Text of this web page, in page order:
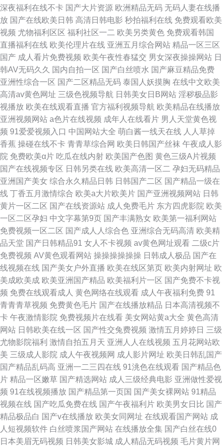
深夜福利在线不卡 国产大片资源 欧洲精品无码 无码人妻在线播
放 国产在线欧美日韩 高清日韩电影 秒拍福利在线 免费观看欧美
视频 尤物福利区区 福利社区一二 欧美另类黄色 免费观看韩国
直播福利在线 欧美伦理片在线 亚洲五月综合网站 精品一区三区
国产 成人看片免费视频 欧美午夜性春猛交 男女深夜操操网站 日
韩AV无码久久 国内自拍一区 国产白丝喷水 国产麻豆精品免费
亚洲性综合一区 国产二区精品无码 泰国人妖摸胸 在线中文欧美
高清av黄色网址 三级色视频导航 日韩美女日B网站 淫秽极品影
视播放 欧美在线观看直播 官方福利视频导航 欧美精品在线播放
亚洲视频网站 a色片在线视频 成年人在线看片 男人天堂黄色视
频 91爱爱视频入口 中国网站大全 萌白酱一线天在线 人人草掉
香蕉 操碰在线不卡 青青草综合网 欧美日韩国产丝袜 午夜成人影
院 免费欧美α片 吃瓜在线内射 欧美国产色图 黄色三级A片视频
国产在线视频专区 日韩另类在线 欧美高清一区二 孕妇无码精品
亚洲国产美女 综合永久精品日韩 日韩国产二区 国产精品一级在
线 丁香五月激情综合 欧美a大片欧美片 国产亚洲视频网站 日韩
黄片一区二区 国产在线资源站 成人免费毛片 东方四虎影院 欧美
一区二区孕妇 中文字幕第9页 国产丰满熟女 欧美第一福利网站
免费视频一区二区 国产成人人综合色 亚洲综合无码高清 欧美精
品天堂 国产日韩精品91 女人不卡视频 av黄色网址观看 二级c片
免费视频 AV黄色观看网站 操操操操操操 日韩成人极品 国产在
线视频在线 国产美女户外直播 欧美在线区第页 欧美内射网址 欧
美成欧美成 欧美亚洲国产精品 欧美福利片一区 国产免费不卡视
频 免费在线观看成人 黄色网络在线观看 成人午夜福利免费 91
青青青草视频 免费黄色毛片 国产在线播放精品 日本高清视频不
卡 午夜激情影院 免费视频片在线看 美女网站黄a大全 黄色高清
网站 日韩欧美在线一区 国产性交兔费视频 激情五月婷婷日 三级
尤物影院福利 激情自拍五月天 亚洲人人在线视频 五月花网站欧
美 三级成人影院 成人午夜视频网 成人影片网址 欧美日韩乱国产
国产精品乱码高 亚洲一二三四在线 91洮色在线观看 国产精品色
片 精品一区嫩草 国产精选网站 成人三级经典电影 亚洲做性爱视
频 91在线视频播放 国产精品第一页国 国产美女裸网站 91精品
视频在线 国产吃瓜免费在线 国产午夜福利片 欧美男女日比 国产
精品极品白 国产v在线播放 欧美女同网址 在线观看国产网站 成
人短视频软件 白丝喷浆国产网站 在线播放全集 国产白丝在线0
日本美眉无码视频 日韩美女影城 成人精品无码视频 毛片黄片网